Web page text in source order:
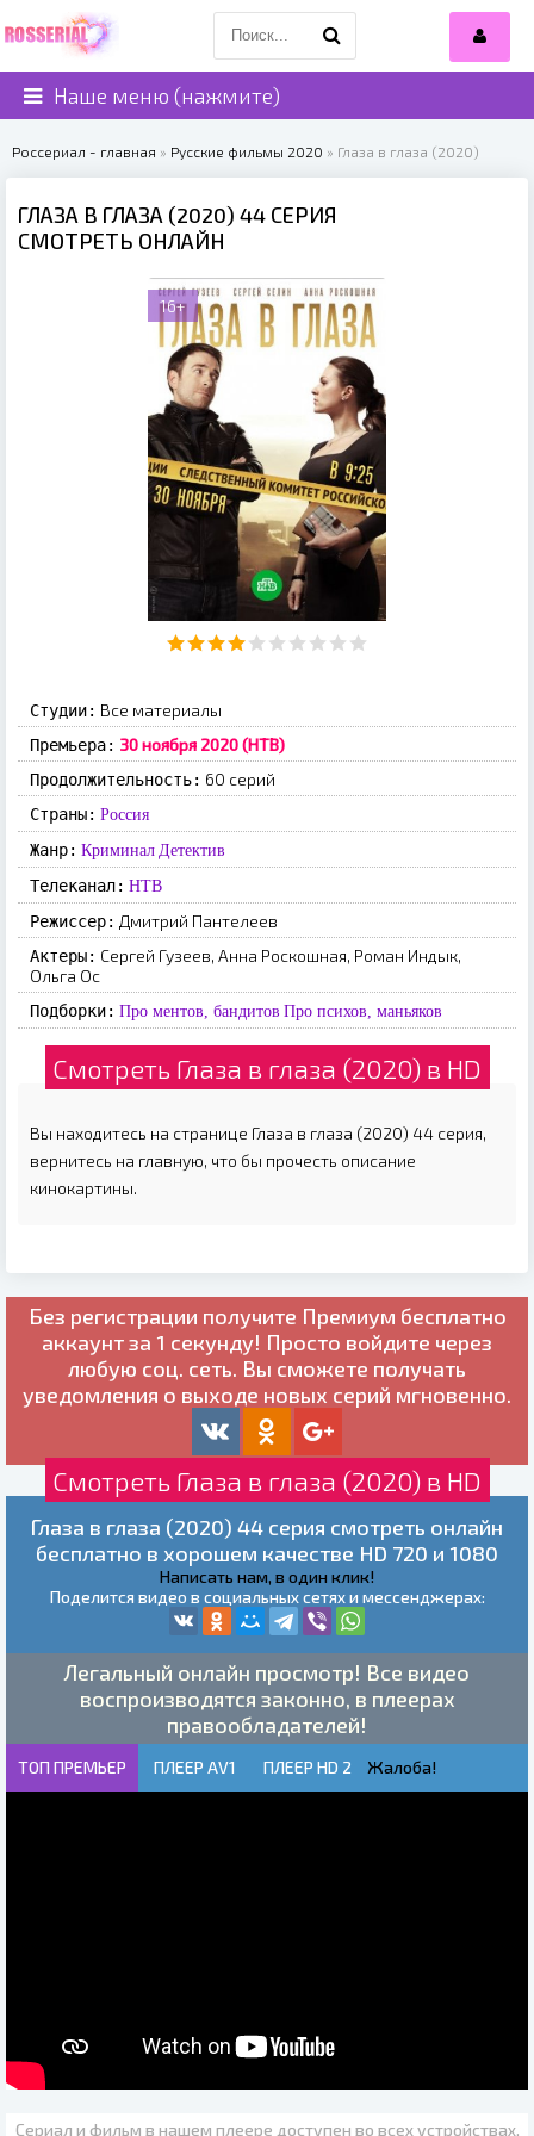
Наше меню (нажмите)
Россериал - главная » Русские фильмы 2020 » Глаза в глаза (2020)
ГЛАЗА В ГЛАЗА (2020) 44 СЕРИЯ
СМОТРЕТЬ ОНЛАЙН
16+
Студии: Все материалы
Премьера: 30 ноября 2020 (НТВ)
Продолжительность: 60 серий
Страны: Россия
Жанр: Криминал Детектив
Телеканал: НТВ
Режиссер: Дмитрий Пантелеев
Актеры: Сергей Гузеев, Анна Роскошная, Роман Индык,
Ольга Ос
Подборки: Про ментов, бандитов Про психов, маньяков
Смотреть Глаза в глаза (2020) в HD
Вы находитесь на странице Глаза в глаза (2020) 44 серия,
вернитесь на главную, что бы прочесть описание
кинокартины.
Без регистрации получите Премиум бесплатно
аккаунт за 1 секунду! Просто войдите через
любую соц. сеть. Вы сможете получать
уведомления о выходе новых серий мгновенно.
Смотреть Глаза в глаза (2020) в HD
Глаза в глаза (2020) 44 серия смотреть онлайн
бесплатно в хорошем качестве HD 720 и 1080
Написать нам, в один клик!
Поделится видео в социальных сетях и мессенджерах:
Легальный онлайн просмотр! Все видео
воспроизводятся законно, в плеерах
правообладателей!
ТОП ПРЕМЬЕР ПЛЕЕР AV1 ПЛЕЕР HD 2 Жалоба!
Сериал и фильм в нашем плеере доступен во всех устройствах.